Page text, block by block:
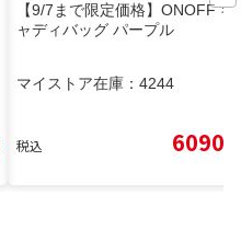
【9/7まで限定価格】ONOFF キ
ャディバッグ パープル
マイストア在庫： 4244
税込 6090